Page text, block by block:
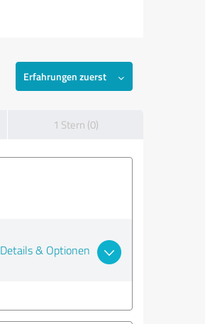
Erfahrungen zuerst
1 Stern (0)
Details & Optionen